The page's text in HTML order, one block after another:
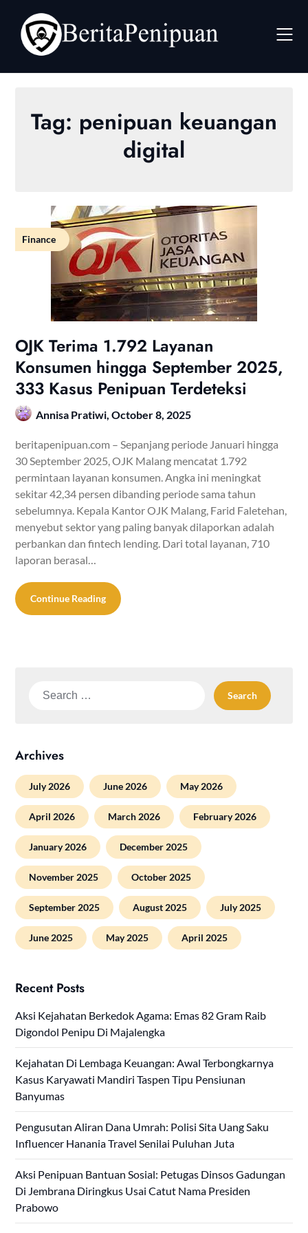
content
Tag: penipuan keuangan
digital
Finance
OJK Terima 1.792 Layanan
Konsumen hingga September 2025,
333 Kasus Penipuan Terdeteksi
Annisa Pratiwi,October 8, 2025
beritapenipuan.com – Sepanjang periode Januari hingga
30 September 2025, OJK Malang mencatat 1.792
permintaan layanan konsumen. Angka ini meningkat
sekitar 42,34 persen dibanding periode sama tahun
sebelumnya. Kepala Kantor OJK Malang, Farid Faletehan,
menyebut sektor yang paling banyak dilaporkan adalah
perbankan dan fintech lending. Dari total layanan, 710
laporan berasal…
Continue Reading
Search
Archives
July 2026 June 2026 May 2026
April 2026 March 2026 February 2026
January 2026 December 2025
November 2025 October 2025
September 2025 August 2025 July 2025
June 2025 May 2025 April 2025
Recent Posts
Aksi Kejahatan Berkedok Agama: Emas 82 Gram Raib
Digondol Penipu Di Majalengka
Kejahatan Di Lembaga Keuangan: Awal Terbongkarnya
Kasus Karyawati Mandiri Taspen Tipu Pensiunan
Banyumas
Pengusutan Aliran Dana Umrah: Polisi Sita Uang Saku
Influencer Hanania Travel Senilai Puluhan Juta
Aksi Penipuan Bantuan Sosial: Petugas Dinsos Gadungan
Di Jembrana Diringkus Usai Catut Nama Presiden
Prabowo